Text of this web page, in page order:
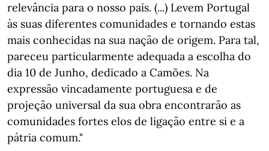
relevância para o nosso país. (...) Levem Portugal
às suas diferentes comunidades e tornando estas
mais conhecidas na sua nação de origem. Para tal,
pareceu particularmente adequada a escolha do
dia 10 de Junho, dedicado a Camões. Na
expressão vincadamente portuguesa e de
projeção universal da sua obra encontrarão as
comunidades fortes elos de ligação entre si e a
pátria comum."